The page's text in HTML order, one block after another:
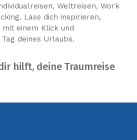
Weltreisen, Work
Lass dich inspirieren,
einem Klick und
deines Urlaubs.
hilft, deine Traumreise